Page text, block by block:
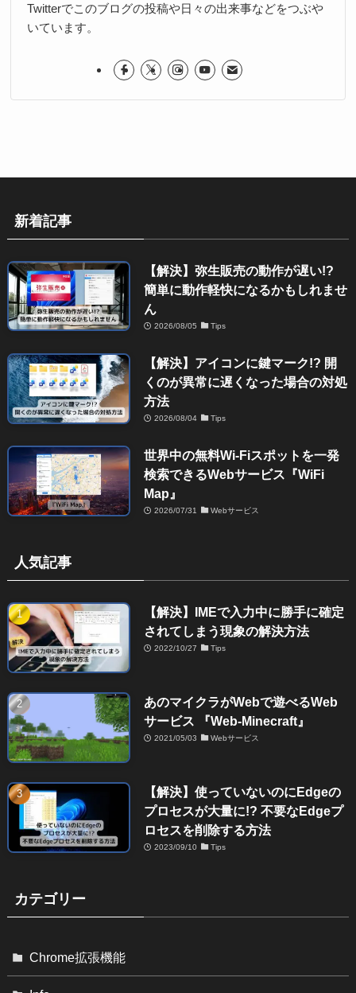
Twitterでこのブログの投稿や日々の出来事などをつぶや
いています。
新着記事
【解決】弥生販売の動作が遅い!?
簡単に動作軽快になるかもしれませ
ん
2026/08/05 Tips
【解決】アイコンに鍵マーク!? 開
くのが異常に遅くなった場合の対処
方法
2026/08/04 Tips
世界中の無料Wi-Fiスポットを一発
検索できるWebサービス『WiFi
Map』
2026/07/31 Webサービス
人気記事
【解決】IMEで入力中に勝手に確定
されてしまう現象の解決方法
2022/10/27 Tips
あのマイクラがWebで遊べるWeb
サービス 『Web-Minecraft』
2021/05/03 Webサービス
【解決】使っていないのにEdgeの
プロセスが大量に!? 不要なEdgeプ
ロセスを削除する方法
2023/09/10 Tips
カテゴリー
Chrome拡張機能